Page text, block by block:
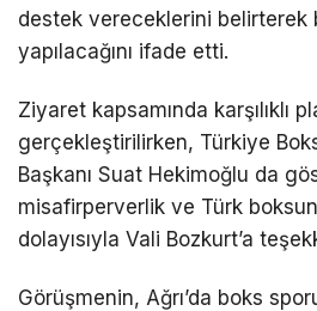
destek vereceklerini belirterek
yapılacağını ifade etti.
Ziyaret kapsamında karşılıklı
gerçekleştirilirken, Türkiye
Başkanı Suat Hekimoğlu da
misafirperverlik ve Türk
dolayısıyla Vali Bozkurt’a
Görüşmenin, Ağrı’da boks